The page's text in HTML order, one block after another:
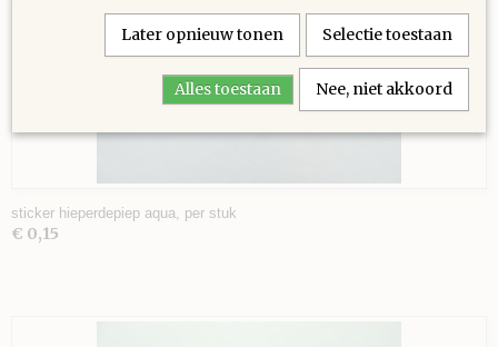
sticker hieperdepiep aqua, per stuk
€ 0,15
Later opnieuw tonen Selectie toestaan
Alles toestaan Nee, niet akkoord